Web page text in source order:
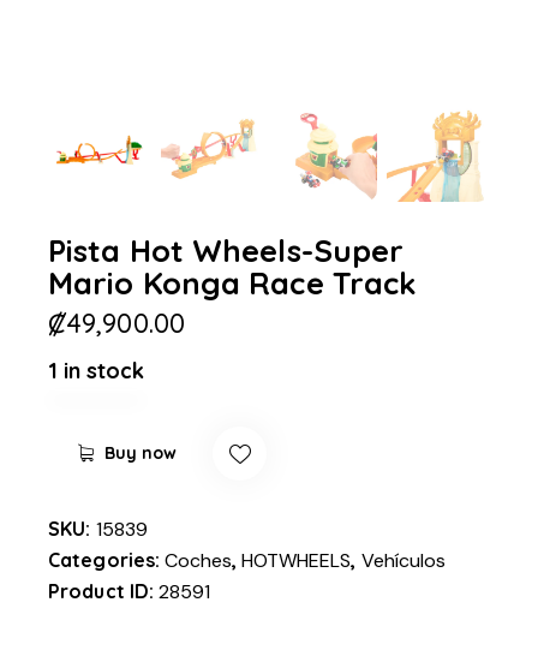
Pista Hot Wheels-Super
Mario Konga Race Track
₡49,900.00
1 in stock
Buy now
SKU: 15839
Categories:Coches,HOTWHEELS, Vehículos
Product ID:28591